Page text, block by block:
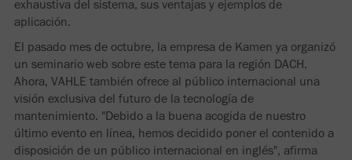
exhaustiva del sistema, sus ventajas y ejemplos de
aplicación.
El pasado mes de octubre, la empresa de Kamen ya organizó
un seminario web sobre este tema para la región DACH.
Ahora, VAHLE también ofrece al público internacional una
visión exclusiva del futuro de la tecnología de
mantenimiento. "Debido a la buena acogida de nuestro
último evento en línea, hemos decidido poner el contenido a
disposición de un público internacional en inglés", afirma